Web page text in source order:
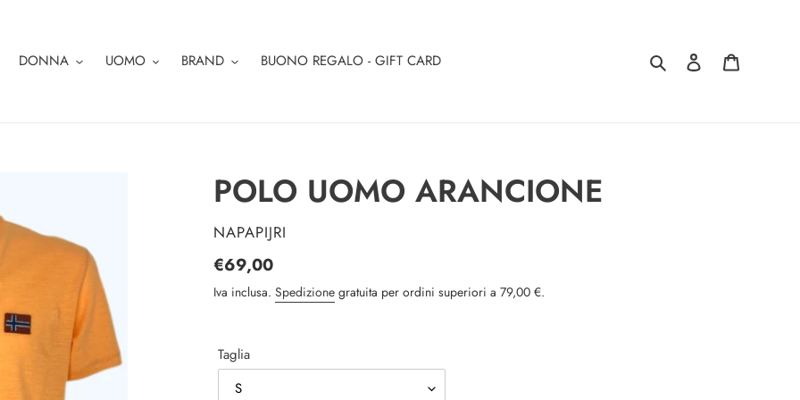
DONNA UOMO BRAND BUONO REGALO - GIFT CARD Cerca Accedi
POLO UOMO ARANCIONE
VENDITORE
NAPAPIJRI
Prezzo
di
€69,00
Iva inclusa. Spedizione gratuita per ordini superiori a 79,00 €.
Taglia